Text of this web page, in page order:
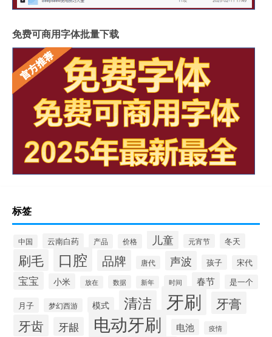
免费可商用字体批量下载
标签
中国 云南白药 产品 价格 儿童 元宵节 冬天
刷毛 口腔 品牌 唐代 声波 孩子 宋代
宝宝 小米 放在 数据 新年 时间 春节 是一个
月子 梦幻西游 模式 清洁 牙刷 牙膏
牙齿 牙龈 电动牙刷 电池 疫情